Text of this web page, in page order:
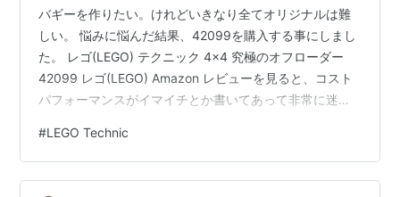
バギーを作りたい。けれどいきなり全てオリジナルは難
しい。 悩みに悩んだ結果、42099を購入する事にしまし
た。 レゴ(LEGO) テクニック 4x4 究極のオフローダー
42099 レゴ(LEGO) Amazon レビューを見ると、コスト
パフォーマンスがイマイチとか書いてあって非常に迷い
気にするなら何も遊べないよね」という結論に至り、購
入決定（この間2週間） 購入した5日後、アマゾンプライ
ムセールで2万2000円まで価格が下がっていたのを見て
#LEGO Technic